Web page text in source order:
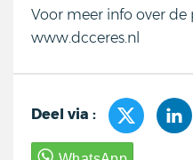
Voor meer info over de
www.dcceres.nl
Deel via :